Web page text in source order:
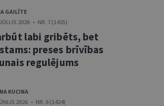
GAILĪTE
2026 • NR. 7 (1425)
labi gribēts, bet
preses brīvības
regulējums
KUCINA
2026 • NR. 6 (1424)